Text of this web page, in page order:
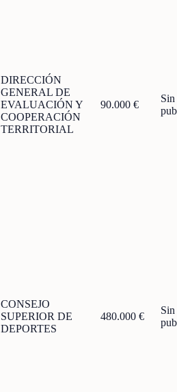
DIRECCIÓN
GENERAL DE
EVALUACIÓN Y
COOPERACIÓN
TERRITORIAL
90.000 €
CONSEJO
SUPERIOR DE
DEPORTES
480.000 €